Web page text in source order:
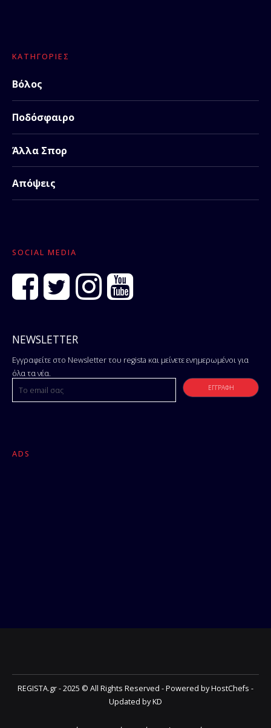
ΚΑΤΗΓΟΡΊΕΣ
Βόλος
Ποδόσφαιρο
Άλλα Σπορ
Απόψεις
SOCIAL MEDIA
NEWSLETTER
Εγγραφείτε στο Newsletter του regista και μείνετε ενημερωμένοι για
όλα τα νέα.
ADS
REGISTA.gr - 2025 © All Rights Reserved - Powered by HostChefs -
Updated by KD